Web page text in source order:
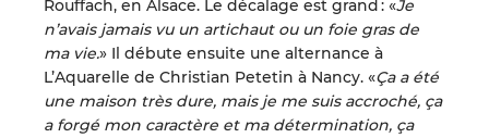
Rouffach, en Alsace. Le décalage est grand : «Je
n’avais jamais vu un artichaut ou un foie gras de
ma vie.» Il débute ensuite une alternance à
L’Aquarelle de Christian Petetin à Nancy. «Ça a été
une maison très dure, mais je me suis accroché, ça
a forgé mon caractère et ma détermination, ça